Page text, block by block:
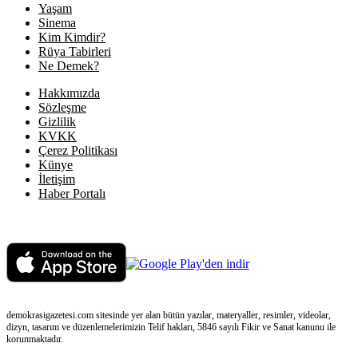
Yaşam
Sinema
Kim Kimdir?
Rüya Tabirleri
Ne Demek?
Hakkımızda
Sözleşme
Gizlilik
KVKK
Çerez Politikası
Künye
İletişim
Haber Portalı
demokrasigazetesi.com sitesinde yer alan bütün yazılar, materyaller, resimler, videolar,
dizyn, tasarım ve düzenlemelerimizin Telif hakları, 5846 sayılı Fikir ve Sanat kanunu ile
korunmaktadır.